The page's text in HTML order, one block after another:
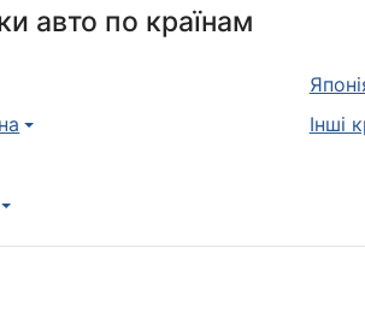
авто по країнам
Інші